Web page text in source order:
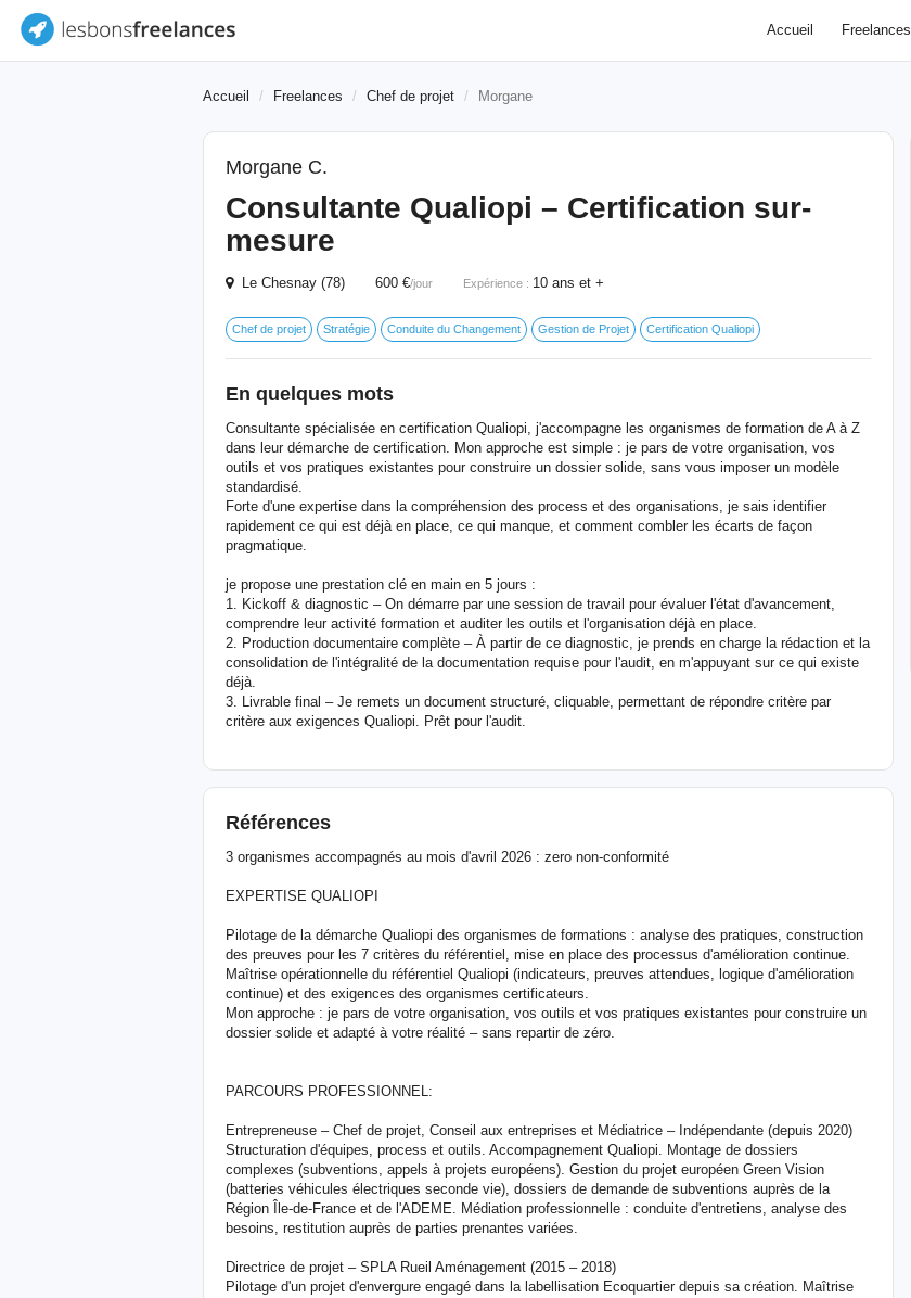
Accueil Freelances
Accueil Freelances Chef de projet Morgane
Morgane C.
Consultante Qualiopi – Certification sur-
mesure
Le Chesnay (78) 600 €/jour Expérience : 10 ans et +
Chef de projet Stratégie Conduite du Changement Gestion de Projet Certification Qualiopi
En quelques mots
Consultante spécialisée en certification Qualiopi, j'accompagne les organismes de formation de A à Z
dans leur démarche de certification. Mon approche est simple : je pars de votre organisation, vos
outils et vos pratiques existantes pour construire un dossier solide, sans vous imposer un modèle
standardisé.
Forte d'une expertise dans la compréhension des process et des organisations, je sais identifier
rapidement ce qui est déjà en place, ce qui manque, et comment combler les écarts de façon
pragmatique.
je propose une prestation clé en main en 5 jours :
1. Kickoff & diagnostic – On démarre par une session de travail pour évaluer l'état d'avancement,
comprendre leur activité formation et auditer les outils et l'organisation déjà en place.
2. Production documentaire complète – À partir de ce diagnostic, je prends en charge la rédaction et la
consolidation de l'intégralité de la documentation requise pour l'audit, en m'appuyant sur ce qui existe
déjà.
3. Livrable final – Je remets un document structuré, cliquable, permettant de répondre critère par
critère aux exigences Qualiopi. Prêt pour l'audit.
Références
3 organismes accompagnés au mois d'avril 2026 : zero non-conformité
EXPERTISE QUALIOPI
Pilotage de la démarche Qualiopi des organismes de formations : analyse des pratiques, construction
des preuves pour les 7 critères du référentiel, mise en place des processus d'amélioration continue.
Maîtrise opérationnelle du référentiel Qualiopi (indicateurs, preuves attendues, logique d'amélioration
continue) et des exigences des organismes certificateurs.
Mon approche : je pars de votre organisation, vos outils et vos pratiques existantes pour construire un
dossier solide et adapté à votre réalité – sans repartir de zéro.
PARCOURS PROFESSIONNEL:
Entrepreneuse – Chef de projet, Conseil aux entreprises et Médiatrice – Indépendante (depuis 2020)
Structuration d'équipes, process et outils. Accompagnement Qualiopi. Montage de dossiers
complexes (subventions, appels à projets européens). Gestion du projet européen Green Vision
(batteries véhicules électriques seconde vie), dossiers de demande de subventions auprès de la
Région Île-de-France et de l'ADEME. Médiation professionnelle : conduite d'entretiens, analyse des
besoins, restitution auprès de parties prenantes variées.
Directrice de projet – SPLA Rueil Aménagement (2015 – 2018)
Pilotage d'un projet d'envergure engagé dans la labellisation Ecoquartier depuis sa création. Maîtrise